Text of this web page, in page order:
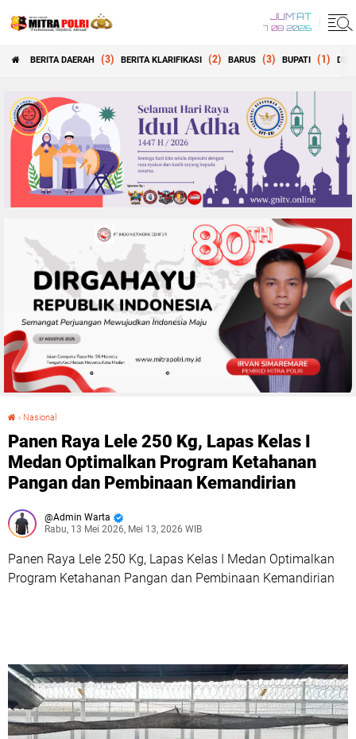
JUM'AT
7 08 2026
BERITA DAERAH (3) BERITA KLARIFIKASI (2) BARUS (3) BUPATI (1)
› Nasional
Panen Raya Lele 250 Kg, Lapas Kelas I
Medan Optimalkan Program Ketahanan
Pangan dan Pembinaan Kemandirian
Admin Warta
Rabu, 13 Mei 2026, Mei 13, 2026 WIB
Panen Raya Lele 250 Kg, Lapas Kelas I Medan Optimalkan
Program Ketahanan Pangan dan Pembinaan Kemandirian